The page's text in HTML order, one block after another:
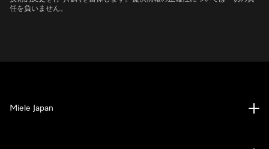
任を負いません。
Miele Japan